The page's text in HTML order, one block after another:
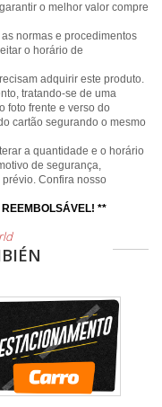
o melhor valor compre
normas e procedimentos
o horário de
adquirir este produto.
tratando-se de uma
foto frente e verso do
cartão segurando o mesmo
a quantidade e o horário
de segurança,
Confira nosso
**